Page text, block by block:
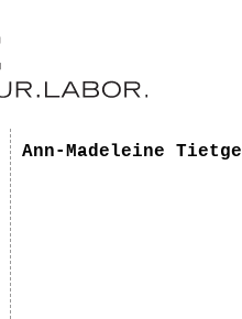
Ann-Madeleine Tietge